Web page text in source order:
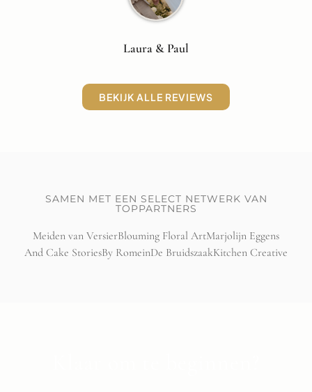
Laura & Paul
BEKIJK ALLE REVIEWS
SAMEN MET EEN SELECT NETWERK VAN
TOPPARTNERS
Meiden van VersierBlouming Floral ArtMarjolijn Eggens
And Cake StoriesBy RomeinDe BruidszaakKitchen Creative